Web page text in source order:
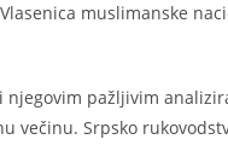
muslimanske
njegovim pažljivim
večinu. Srpsko